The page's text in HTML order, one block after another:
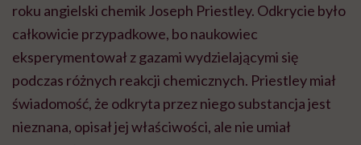
roku angielski chemik Joseph Priestley. Odkrycie było
całkowicie przypadkowe, bo naukowiec
eksperymentował z gazami wydzielającymi się
podczas różnych reakcji chemicznych. Priestley miał
świadomość, że odkryta przez niego substancja jest
nieznana, opisał jej właściwości, ale nie umiał